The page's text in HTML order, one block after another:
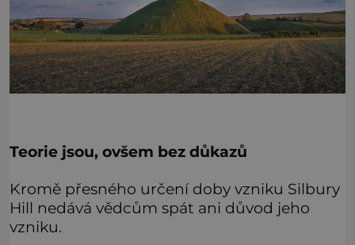
Teorie jsou, ovšem bez důkazů
Kromě přesného určení doby vzniku Silbury
Hill nedává vědcům spát ani důvod jeho
vzniku.